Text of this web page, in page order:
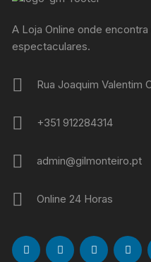
A Loja Online onde
espectaculares.
Rua Joaquim Valentim
+351 912284314
admin@gilmonteiro.pt
Online 24 Horas